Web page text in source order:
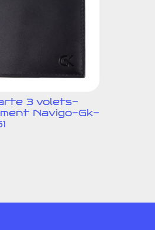
3 volets-
Navigo-Gk-